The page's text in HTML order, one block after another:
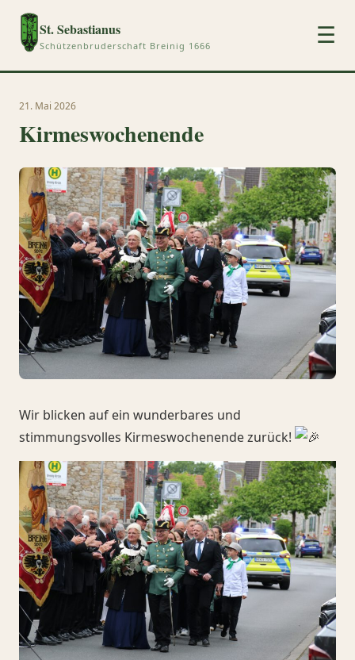
St. Sebastianus
Schützenbruderschaft Breinig 1666 ☰
21. Mai 2026
Kirmeswochenende
Wir blicken auf ein wunderbares und
stimmungsvolles Kirmeswochenende zurück!